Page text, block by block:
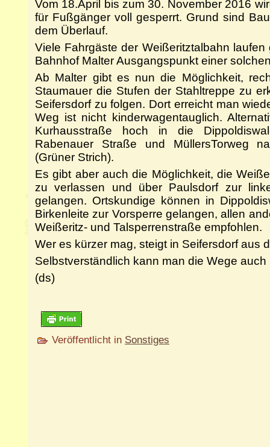
Vom 18.April bis zum 30. November 2016
für Fußgänger voll gesperrt. Grund sind
dem Überlauf.
Viele Fahrgäste der Weißeritztalbahn
Bahnhof Malter Ausgangspunkt einer
Ab Malter gibt es nun die Möglichkeit,
Staumauer die Stufen der Stahltreppe zu
Seifersdorf zu folgen. Dort erreicht man
Weg ist nicht kinderwagentauglich.
Kurhausstraße hoch in die
Rabenauer Straße und MüllersTorweg
(Grüner Strich).
Es gibt aber auch die Möglichkeit, die
zu verlassen und über Paulsdorf zur
gelangen. Ortskundige können in
Birkenleite zur Vorsperre gelangen, allen
Weißeritz- und Talsperrenstraße empfohlen.
Wer es kürzer mag, steigt in Seifersdorf aus
Selbstverständlich kann man die Wege
(ds)
Veröffentlicht in Sonstiges